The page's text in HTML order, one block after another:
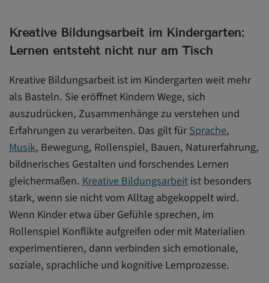
Kreative Bildungsarbeit im Kindergarten:
Lernen entsteht nicht nur am Tisch
Kreative Bildungsarbeit ist im Kindergarten weit mehr
als Basteln. Sie eröffnet Kindern Wege, sich
auszudrücken, Zusammenhänge zu verstehen und
Erfahrungen zu verarbeiten. Das gilt fürSprache,
Musik, Bewegung, Rollenspiel, Bauen, Naturerfahrung,
bildnerisches Gestalten und forschendes Lernen
gleichermaßen. Kreative Bildungsarbeitist besonders
stark, wenn sie nicht vom Alltag abgekoppelt wird.
Wenn Kinder etwa über Gefühle sprechen, im
Rollenspiel Konflikte aufgreifen oder mit Materialien
experimentieren, dann verbinden sich emotionale,
soziale, sprachliche und kognitive Lernprozesse.